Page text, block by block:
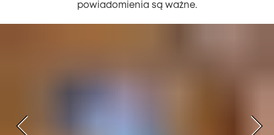
powiadomienia są ważne.